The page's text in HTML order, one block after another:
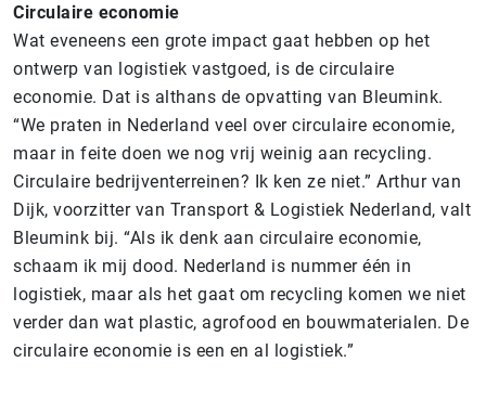
Circulaire economie
Wat eveneens een grote impact gaat hebben op het
ontwerp van logistiek vastgoed, is de circulaire
economie. Dat is althans de opvatting van Bleumink.
“We praten in Nederland veel over circulaire economie,
maar in feite doen we nog vrij weinig aan recycling.
Circulaire bedrijventerreinen? Ik ken ze niet.” Arthur van
Dijk, voorzitter van Transport & Logistiek Nederland, valt
Bleumink bij. “Als ik denk aan circulaire economie,
schaam ik mij dood. Nederland is nummer één in
logistiek, maar als het gaat om recycling komen we niet
verder dan wat plastic, agrofood en bouwmaterialen. De
circulaire economie is een en al logistiek.”